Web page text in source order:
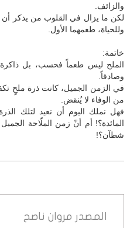
والزائف.
لكن ما يزال في القلوب من يذكر أن
وللحياة، طعمهما الأول.
خاتمة:
الملح ليس طعماً فحسب، بل ذاكرة
وصادقاً.
في الزمن الجميل، كانت ذرة ملحٍ
من الوفاء لا يُنقض.
فهل نملك اليوم أن نعيد لتلك
المائدة؟! أم أنّ زمن الملّاحة
شطآن؟!
المصدر مروان ناصح